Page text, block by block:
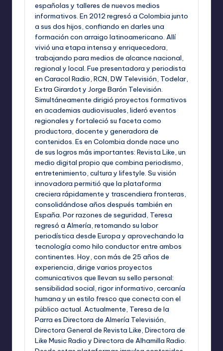
españolas y talleres de nuevos medios
informativos. En 2012 regresó a Colombia junto
a sus dos hijos, confiando en darles una
formación con arraigo latinoamericano. Allí
vivió una etapa intensa y enriquecedora,
trabajando para medios de alcance nacional,
regional y local. Fue presentadora y periodista
en Caracol Radio, RCN, DW Televisión, Todelar,
Extra Girardot y Jorge Barón Televisión.
Simultáneamente dirigió proyectos formativos
en academias audiovisuales, lideró eventos
regionales y fortaleció su faceta como
productora, docente y generadora de
contenidos. Es en Colombia donde nace uno
de sus logros más importantes: Revista Like, un
medio digital propio que combina periodismo,
entretenimiento, cultura y lifestyle. Su visión
innovadora permitió que la plataforma
creciera rápidamente y trascendiera fronteras,
consolidándose años después también en
España. Por razones de seguridad, Teresa
regresó a Almería, retomando su labor
periodística desde Europa y aprovechando la
tecnología como hilo conductor entre ambos
continentes. Hoy, con más de 25 años de
experiencia, dirige varios proyectos
comunicativos que llevan su sello personal:
sensibilidad social, rigor informativo, cercanía
humana y un estilo fresco que conecta con el
público actual. Actualmente, Teresa de la
Parra es Directora de Almería Televisión,
Directora General de Revista Like, Directora de
Like Music Radio y Directora de Alhamilla Radio.